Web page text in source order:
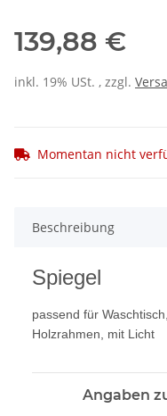
139,88 €
inkl. 19% USt. , zzgl.
Momentan nicht
Beschreibung
Spiegel
passend für
Holzrahmen, mit Licht
Angaben